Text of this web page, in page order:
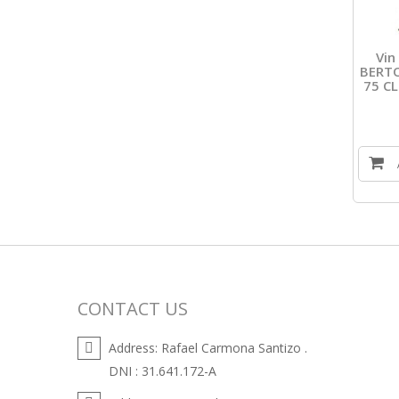
Vin
75
CONTACT US
Address: Rafael Carmona Santizo .
DNI : 31.641.172-A